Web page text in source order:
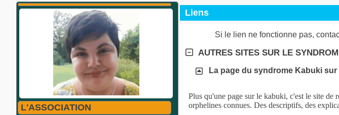
L'ASSOCIATION
Liens
Si le lien ne fonctionne pas,
AUTRES SITES SUR LE
La page du syndrome Kabuki sur
Plus qu'une page sur le kabuki, c'est le site de
orphelines connues. Des descriptifs, des